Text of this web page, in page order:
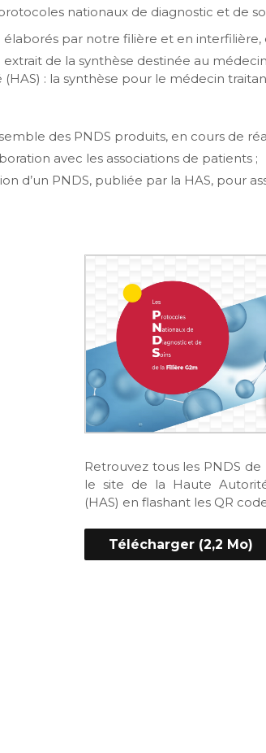
nationaux de diagnostic et de
par notre filière et en interfilière,
extrait de la synthèse destinée au
: la synthèse pour le médecin
des PNDS produits, en cours de
avec les associations de patients ;
d’un PNDS, publiée par la HAS, pour
Retrouvez tous les PNDS de
le site de la Haute
(HAS) en flashant les QR
Télécharger (2,2 Mo)